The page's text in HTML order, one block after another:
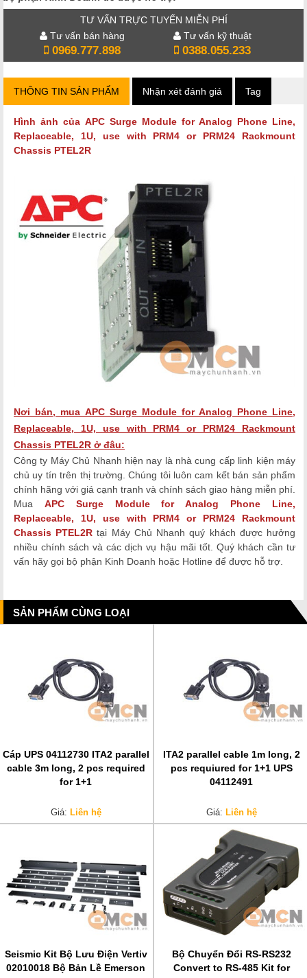
TƯ VẤN TRỰC TUYẾN MIỄN PHÍ
Tư vấn bán hàng
0969.777.898
Tư vấn kỹ thuật
0388.055.233
THÔNG TIN SẢN PHẨM Nhận xét đánh giá Tag
Hình ảnh của APC Surge Module for Analog Phone Line,
Replaceable, 1U, use with PRM4 or PRM24 Rackmount
Chassis PTEL2R
Nơi bán, mua APC Surge Module for Analog Phone Line,
Replaceable, 1U, use with PRM4 or PRM24 Rackmount
Chassis PTEL2R ở đâu:
Công ty Máy Chủ Nhanh hiện nay là nhà cung cấp linh kiện máy
chủ uy tín trên thị trường. Chúng tôi luôn cam kết bán sản phẩm
chính hãng với giá cạnh tranh và chính sách giao hàng miễn phí.
Mua APC Surge Module for Analog Phone Line,
Replaceable, 1U, use with PRM4 or PRM24 Rackmount
Chassis PTEL2R tại Máy Chủ Nhanh quý khách được hưởng
nhiều chính sách và các dịch vụ hậu mãi tốt. Quý khách cần tư
vấn hãy gọi bộ phận Kinh Doanh hoặc Hotline để được hỗ trợ.
SẢN PHẨM CÙNG LOẠI
Cáp UPS 04112730 ITA2 parallel
cable 3m long, 2 pcs required
for 1+1
Giá: Liên hệ
ITA2 parallel cable 1m long, 2
pcs requiured for 1+1 UPS
04112491
Giá: Liên hệ
Seismic Kit Bộ Lưu Điện Vertiv
02010018 Bộ Bản Lề Emerson
Bộ Chuyển Đổi RS-RS232
Convert to RS-485 Kit for